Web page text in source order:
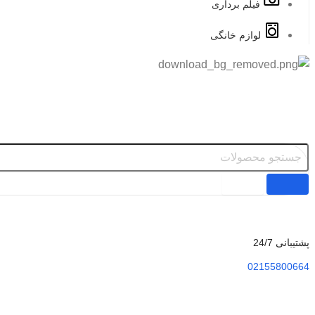
فیلم برداری
لوازم خانگی
پشتیبانی 24/7
02155800664